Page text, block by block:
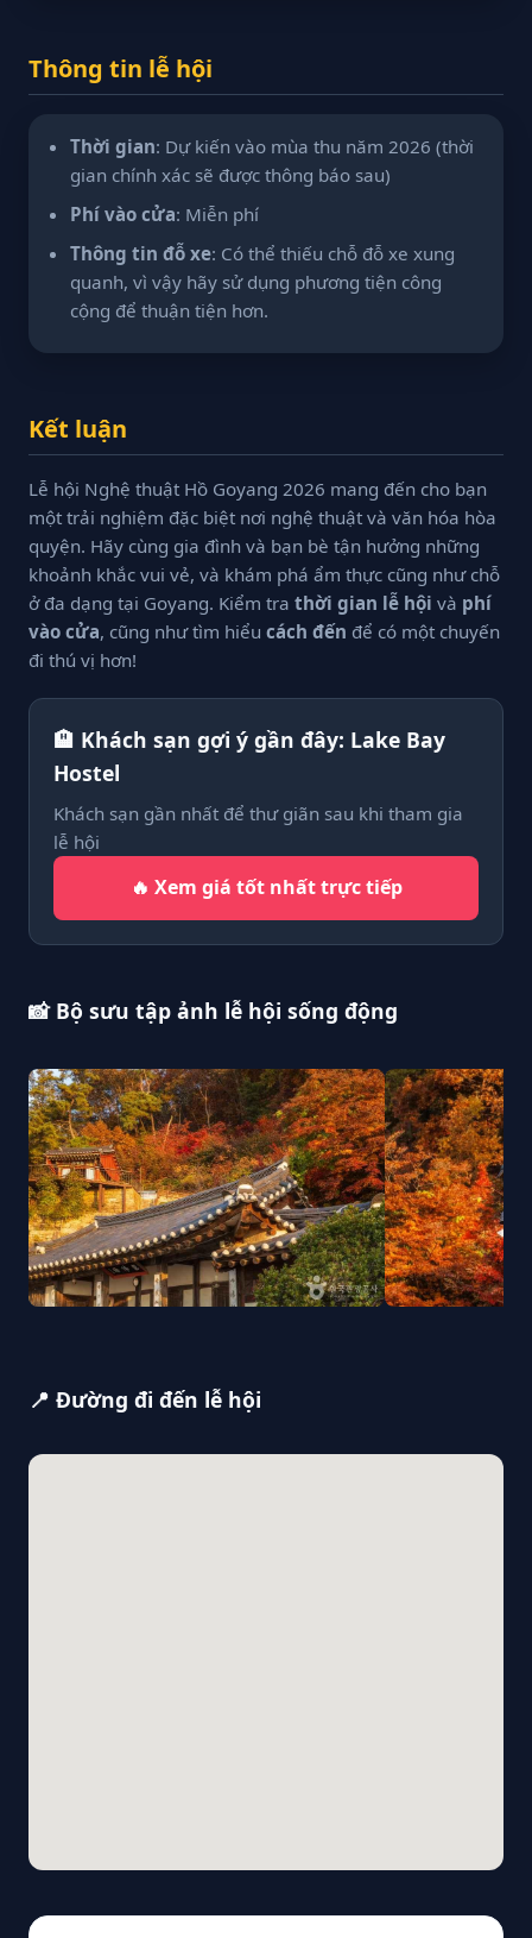
Thông tin lễ hội
Thời gian: Dự kiến vào mùa thu năm 2026 (thời
gian chính xác sẽ được thông báo sau)
Phí vào cửa: Miễn phí
Thông tin đỗ xe: Có thể thiếu chỗ đỗ xe xung
quanh, vì vậy hãy sử dụng phương tiện công
cộng để thuận tiện hơn.
Kết luận
Lễ hội Nghệ thuật Hồ Goyang 2026 mang đến cho bạn
một trải nghiệm đặc biệt nơi nghệ thuật và văn hóa hòa
quyện. Hãy cùng gia đình và bạn bè tận hưởng những
khoảnh khắc vui vẻ, và khám phá ẩm thực cũng như chỗ
ở đa dạng tại Goyang. Kiểm tra thời gian lễ hội và phí
vào cửa, cũng như tìm hiểu cách đến để có một chuyến
đi thú vị hơn!
🏨 Khách sạn gợi ý gần đây: Lake Bay
Hostel
Khách sạn gần nhất để thư giãn sau khi tham gia
lễ hội
🔥 Xem giá tốt nhất trực tiếp
📸 Bộ sưu tập ảnh lễ hội sống động
📍 Đường đi đến lễ hội